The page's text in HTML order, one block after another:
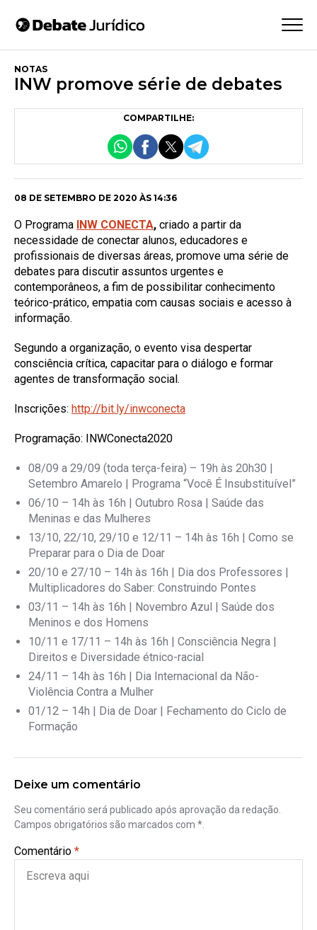
NOTAS
INW promove série de debates
COMPARTILHE:
08 DE SETEMBRO DE 2020 ÀS 14:36
O Programa INW CONECTA, criado a partir da
necessidade de conectar alunos, educadores e
profissionais de diversas áreas, promove uma série de
debates para discutir assuntos urgentes e
contemporâneos, a fim de possibilitar conhecimento
teórico-prático, empatia com causas sociais e acesso à
informação.
Segundo a organização, o evento visa despertar
consciência crítica, capacitar para o diálogo e formar
agentes de transformação social.
Inscrições: http://bit.ly/inwconecta
Programação: INWConecta2020
08/09 a 29/09 (toda terça-feira) – 19h às 20h30 |
Setembro Amarelo | Programa “Você É Insubstituível”
06/10 – 14h às 16h | Outubro Rosa | Saúde das
Meninas e das Mulheres
13/10, 22/10, 29/10 e 12/11 – 14h às 16h | Como se
Preparar para o Dia de Doar
20/10 e 27/10 – 14h às 16h | Dia dos Professores |
Multiplicadores do Saber: Construindo Pontes
03/11 – 14h às 16h | Novembro Azul | Saúde dos
Meninos e dos Homens
10/11 e 17/11 – 14h às 16h | Consciência Negra |
Direitos e Diversidade étnico-racial
24/11 – 14h às 16h | Dia Internacional da Não-
Violência Contra a Mulher
01/12 – 14h | Dia de Doar | Fechamento do Ciclo de
Formação
Deixe um comentário
Seu comentário será publicado após aprovação da redação.
Campos obrigatórios são marcados com *.
Comentário *